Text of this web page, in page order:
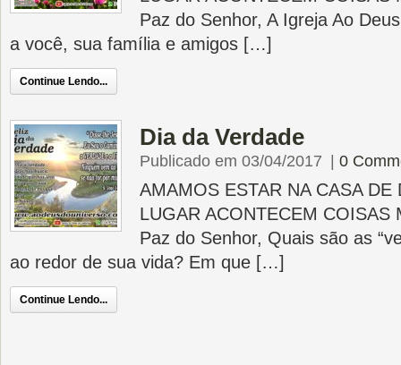
Paz do Senhor, A Igreja Ao
a você, sua família e amigos […]
Continue Lendo...
Dia da Verdade
Publicado em 03/04/2017 0
AMAMOS ESTAR NA CASA DE
LUGAR ACONTECEM
Paz do Senhor, Quais são as
ao redor de sua vida? Em que […]
Continue Lendo...